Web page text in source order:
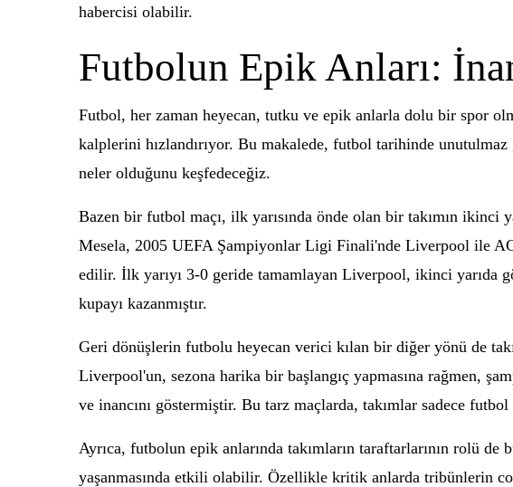
habercisi olabilir.
Futbolun Epik Anları:
Futbol, her zaman heyecan, tutku ve epik anlarla dolu bir spor
kalplerini hızlandırıyor. Bu makalede, futbol tarihinde
neler olduğunu keşfedeceğiz.
Bazen bir futbol maçı, ilk yarısında önde olan bir takımın
Mesela, 2005 UEFA Şampiyonlar Ligi Finali'nde Liverpool ile
edilir. İlk yarıyı 3-0 geride tamamlayan Liverpool, ikinci yarıda
kupayı kazanmıştır.
Geri dönüşlerin futbolu heyecan verici kılan bir diğer yönü de
Liverpool'un, sezona harika bir başlangıç yapmasına rağmen,
ve inancını göstermiştir. Bu tarz maçlarda, takımlar sadece
Ayrıca, futbolun epik anlarında takımların taraftarlarının rolü
yaşanmasında etkili olabilir. Özellikle kritik anlarda tribünlerin